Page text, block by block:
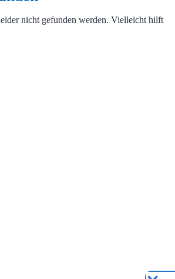
nicht gefunden werden. Vielleicht hilft